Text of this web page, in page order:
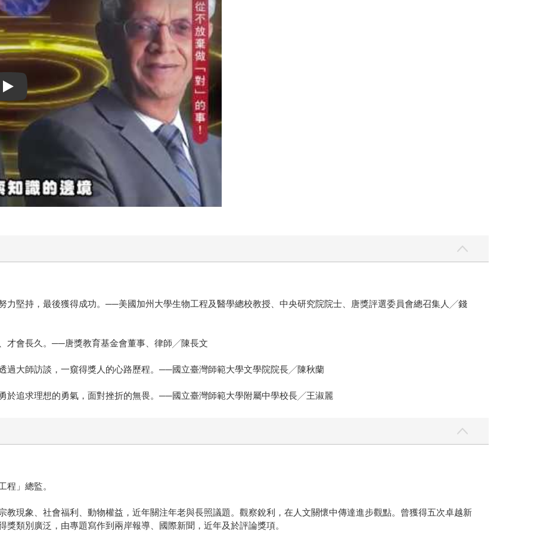
Play video
力堅持，最後獲得成功。──美國加州大學生物工程及醫學總校教授、中央研究院院士、唐獎評選委員會總召集人╱錢
才會長久。──唐獎教育基金會董事、律師╱陳長文
過大師訪談，一窺得獎人的心路歷程。──國立臺灣師範大學文學院院長╱陳秋蘭
於追求理想的勇氣，面對挫折的無畏。──國立臺灣師範大學附屬中學校長╱王淑麗
程」總監。
教現象、社會福利、動物權益，近年關注年老與長照議題。觀察銳利，在人文關懷中傳達進步觀點。曾獲得五次卓越新
類別廣泛，由專題寫作到兩岸報導、國際新聞，近年及於評論獎項。